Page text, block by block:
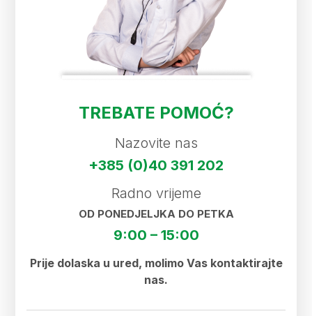
TREBATE POMOĆ?
Nazovite nas
+385 (0)40 391 202
Radno vrijeme
OD PONEDJELJKA DO PETKA
9:00 – 15:00
Prije dolaska u ured, molimo Vas kontaktirajte
nas.